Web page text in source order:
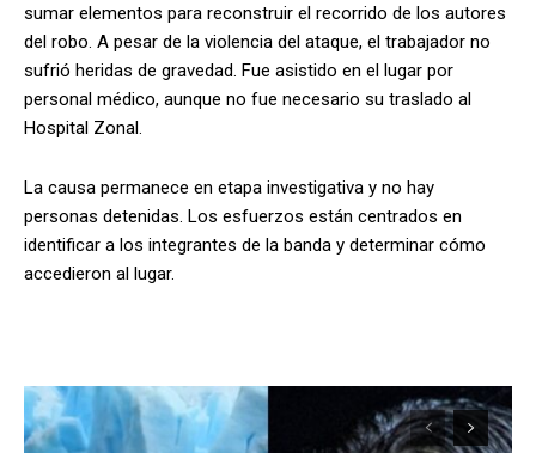
sumar elementos para reconstruir el recorrido de los autores
del robo. A pesar de la violencia del ataque, el trabajador no
sufrió heridas de gravedad. Fue asistido en el lugar por
personal médico, aunque no fue necesario su traslado al
Hospital Zonal.
La causa permanece en etapa investigativa y no hay
personas detenidas. Los esfuerzos están centrados en
identificar a los integrantes de la banda y determinar cómo
accedieron al lugar.